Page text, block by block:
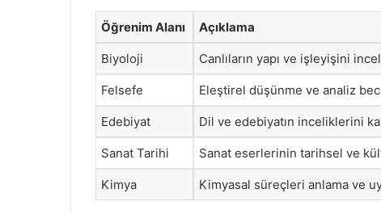
Öğrenim Alanı Açıklama
Biyoloji Canlıların yapı ve işleyişini
Felsefe Eleştirel düşünme ve analiz
Edebiyat Dil ve edebiyatın inceliklerini
Sanat Tarihi Sanat eserlerinin tarihsel ve
Kimya Kimyasal süreçleri anlama ve